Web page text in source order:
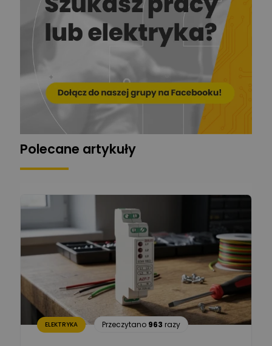
EL-ROJ
Ekspert
Automatyk/Elektryk/Mana
ger
Zadaj pytanie
Ekspert Zadaj pytanie
Zadaj pytanie
Łukasz Barton
Ekspert Elektryk
Ekspert mgr inż. elektronik
i informatyk, Hager Polska
Sp. z o.o.
Zadaj pytanie
Aleksander NKT
Ekspert Zadaj pytanie
Polecane artykuły
ELEKTRYKA Przeczytano 963 razy